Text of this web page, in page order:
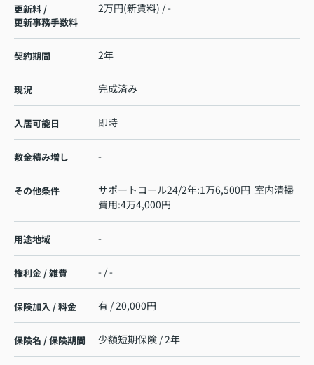
更新料 /
更新事務手数料
2万円(新賃料) / -
契約期間 2年
現況 完成済み
入居可能日 即時
敷金積み増し -
その他条件
サポートコール24/2年:1万6,500円 室内清掃
費用:4万4,000円
用途地域 -
権利金 / 雑費 - / -
保険加入 / 料金 有 / 20,000円
保険名 / 保険期間 少額短期保険 / 2年